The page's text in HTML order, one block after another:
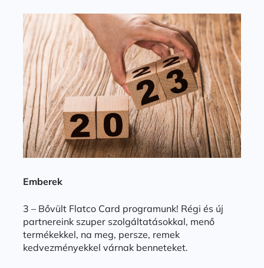
Emberek
3 – Bővült Flatco Card programunk! Régi és új
partnereink szuper szolgáltatásokkal, menő
termékekkel, na meg, persze, remek
kedvezményekkel várnak benneteket.